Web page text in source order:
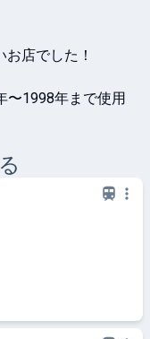
店でした！
〜1998年まで使用